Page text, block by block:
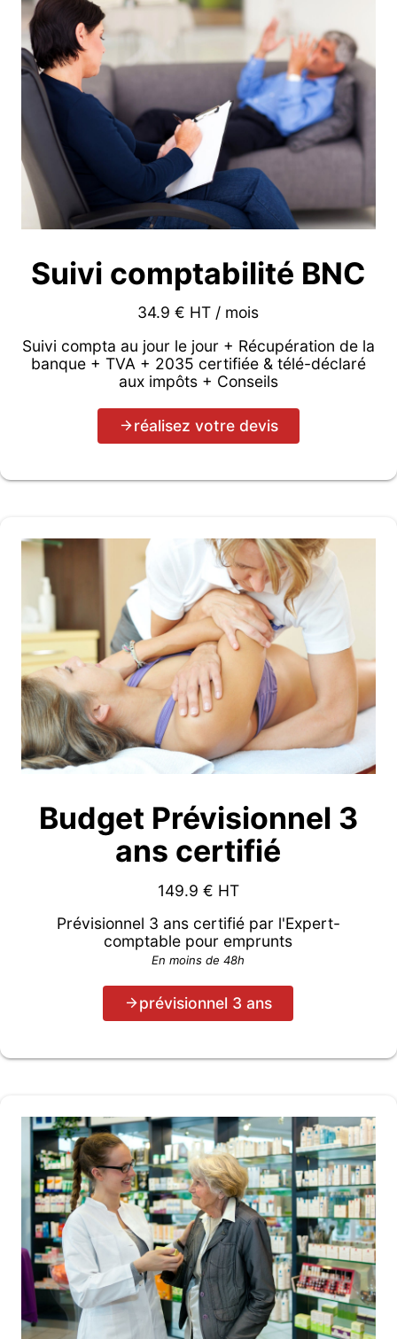
Suivi comptabilité BNC
34.9 € HT / mois
Suivi compta au jour le jour + Récupération de la
banque + TVA + 2035 certifiée & télé-déclaré
aux impôts + Conseils
réalisez votre devis
Budget Prévisionnel 3
ans certifié
149.9 € HT
Prévisionnel 3 ans certifié par l'Expert-
comptable pour emprunts
En moins de 48h
prévisionnel 3 ans